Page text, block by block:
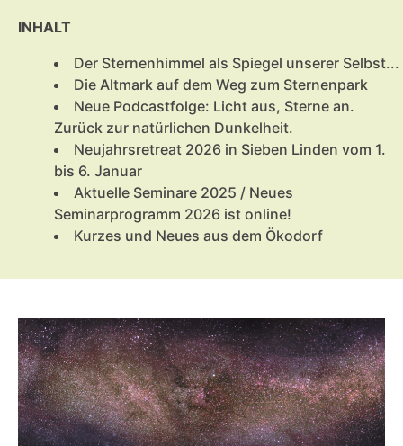
INHALT
Der Sternenhimmel als Spiegel unserer Selbst...
Die Altmark auf dem Weg zum Sternenpark
Neue Podcastfolge: Licht aus, Sterne an.
Zurück zur natürlichen Dunkelheit.
Neujahrsretreat 2026 in Sieben Linden vom 1.
bis 6. Januar
Aktuelle Seminare 2025 / Neues
Seminarprogramm 2026 ist online!
Kurzes und Neues aus dem Ökodorf